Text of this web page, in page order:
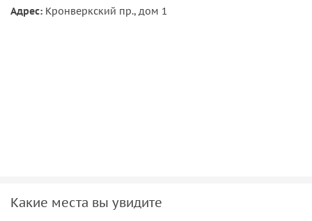
центра Петербурга.
Адрес: Кронверкский пр., дом 1
Какие места вы увидите